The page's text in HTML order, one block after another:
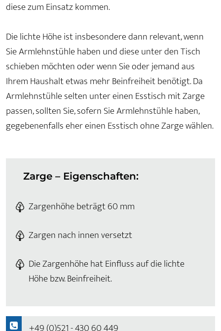
diese zum Einsatz kommen.
Die lichte Höhe ist insbesondere dann relevant, wenn
Sie Armlehnstühle haben und diese unter den Tisch
schieben möchten oder wenn Sie oder jemand aus
Ihrem Haushalt etwas mehr Beinfreiheit benötigt. Da
Armlehnstühle selten unter einen Esstisch mit Zarge
passen, sollten Sie, sofern Sie Armlehnstühle haben,
gegebenenfalls eher einen Esstisch ohne Zarge wählen.
Zarge – Eigenschaften:
Zargenhöhe beträgt 60 mm
Zargen nach innen versetzt
Die Zargenhöhe hat Einfluss auf die lichte
Höhe bzw. Beinfreiheit.